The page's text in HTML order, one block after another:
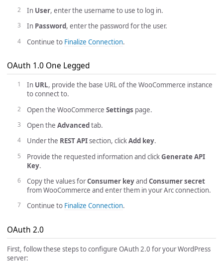
In User, enter the username to use to log in.
In Password, enter the password for the user.
Continue to Finalize Connection.
OAuth 1.0 One Legged
In URL, provide the base URL of the WooCommerce instance
to connect to.
Open the WooCommerce Settings page.
Open the Advancedtab.
Under the REST APIsection, clickAdd key.
Provide the requested information and clickGenerate API
Key.
Copy the values forConsumer keyand Consumer secret
from WooCommerce and enter them in your Arc connection.
Continue to Finalize Connection.
OAuth 2.0
First, follow these steps to configure OAuth 2.0 for your WordPress
server: